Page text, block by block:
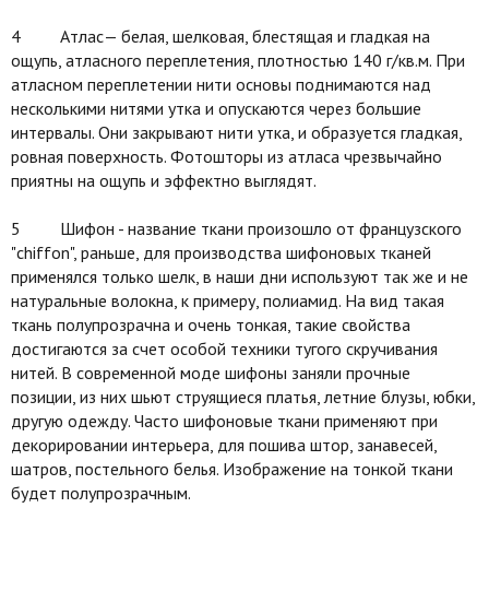
4 Атлас— белая, шелковая, блестящая и гладкая на
ощупь, атласного переплетения, плотностью 140 г/кв.м. При
атласном переплетении нити основы поднимаются над
несколькими нитями утка и опускаются через большие
интервалы. Они закрывают нити утка, и образуется гладкая,
ровная поверхность. Фотошторы из атласа чрезвычайно
приятны на ощупь и эффектно выглядят.
5 Шифон - название ткани произошло от французского
"chiffon", раньше, для производства шифоновых тканей
применялся только шелк, в наши дни используют так же и не
натуральные волокна, к примеру, полиамид. На вид такая
ткань полупрозрачна и очень тонкая, такие свойства
достигаются за счет особой техники тугого скручивания
нитей. В современной моде шифоны заняли прочные
позиции, из них шьют струящиеся платья, летние блузы, юбки,
другую одежду. Часто шифоновые ткани применяют при
декорировании интерьера, для пошива штор, занавесей,
шатров, постельного белья. Изображение на тонкой ткани
будет полупрозрачным.